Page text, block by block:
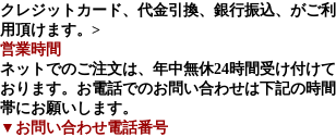
クレジットカード、代金引換、銀行振込、がご利
用頂けます。>
営業時間
ネットでのご注文は、年中無休24時間受け付けて
おります。お電話でのお問い合わせは下記の時間
帯にお願いします。
▼お問い合わせ電話番号